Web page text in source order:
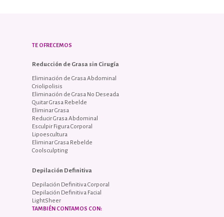
TE OFRECEMOS
Reducción de Grasa sin Cirugía
Eliminación de Grasa Abdominal
Criolipolisis
Eliminación de Grasa No Deseada
Quitar Grasa Rebelde
Eliminar Grasa
Reducir Grasa Abdominal
Esculpir Figura Corporal
Lipoescultura
Eliminar Grasa Rebelde
Coolsculpting
Depilación Definitiva
Depilación Definitiva Corporal
Depilación Definitiva Facial
LightSheer
TAMBIÉN CONTAMOS CON: